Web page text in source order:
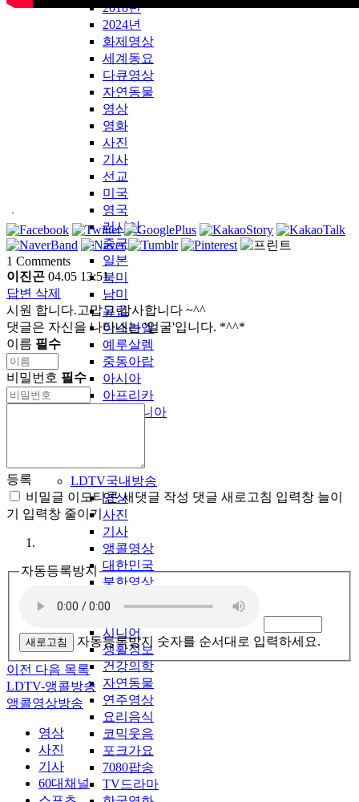
2018년
2024년
화제영상
세계동요
다큐영상
자연동물
영상
영화
사진
기사
선교
미국
영국
러시아
중국
일본
북미
남미
유럽
이스라엘
예루살렘
중동아랍
아시아
아프리카
오세아니아
LDTV국내방송
영상
사진
기사
앵콜영상
대한민국
북한영상
법률정보
시니어
생활정보
건강의학
자연동물
연주영상
요리음식
코믹웃음
포크가요
7080팝송
TV드라마
ㆍ
1 Comments
이진곤 04.05 13:51
답변 삭제
시원 합니다.고맙고 감사합니다 ~^^
댓글은 자신을 나타내는 '얼굴'입니다. *^^*
이름 필수
비밀번호 필수
등록
비밀글 이모티콘 새댓글 작성 댓글 새로고침 입력창 늘이
기
입력창 줄이기
자동등록방지
새로고침 자동등록방지 숫자를 순서대로 입력하세요.
이전 다음 목록
LDTV-앵콜방송
앵콜영상방송
영상
사진
기사
60대채널